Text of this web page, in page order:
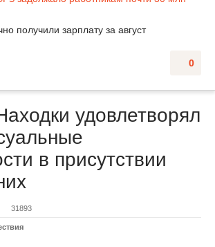
получили зарплату за август
0
удовлетворял
в присутствии
31893